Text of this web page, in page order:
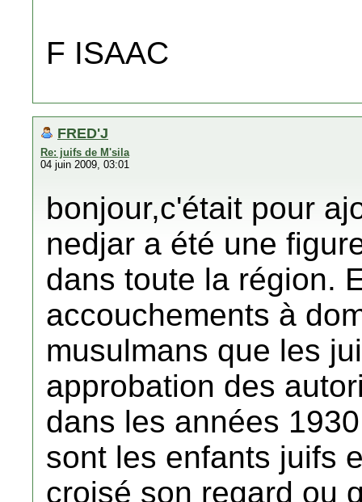
F ISAAC
FRED'J
Re: juifs de M'sila
04 juin 2009, 03:01
bonjour,c'était pour
nedjar a été une
dans toute la région.
accouchements à
musulmans que les
approbation des
dans les années
sont les enfants juifs
croisé son regard ou